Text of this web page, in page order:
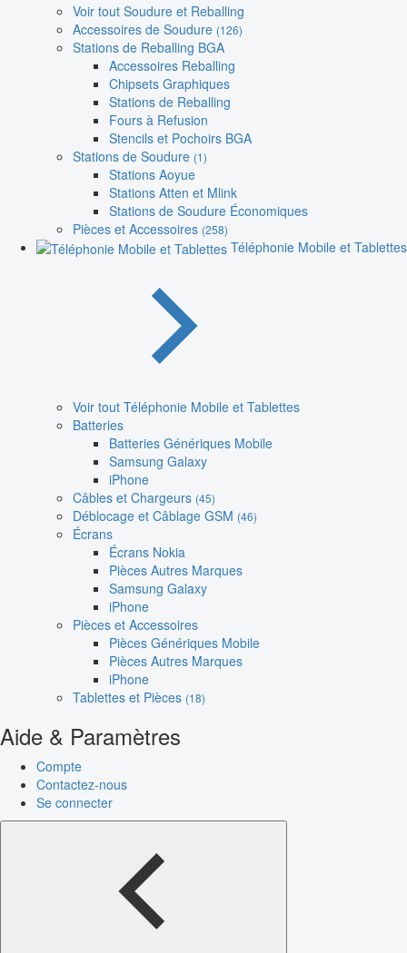
Voir tout Soudure et Reballing
Accessoires de Soudure (126)
Stations de Reballing BGA
Accessoires Reballing
Chipsets Graphiques
Stations de Reballing
Fours à Refusion
Stencils et Pochoirs BGA
Stations de Soudure (1)
Stations Aoyue
Stations Atten et Mlink
Stations de Soudure Économiques
Pièces et Accessoires (258)
Téléphonie Mobile et Tablettes
Voir tout Téléphonie Mobile et Tablettes
Batteries
Batteries Génériques Mobile
Samsung Galaxy
iPhone
Câbles et Chargeurs (45)
Déblocage et Câblage GSM (46)
Écrans
Écrans Nokia
Pièces Autres Marques
Samsung Galaxy
iPhone
Pièces et Accessoires
Pièces Génériques Mobile
Pièces Autres Marques
iPhone
Tablettes et Pièces (18)
Aide & Paramètres
Compte
Contactez-nous
Se connecter